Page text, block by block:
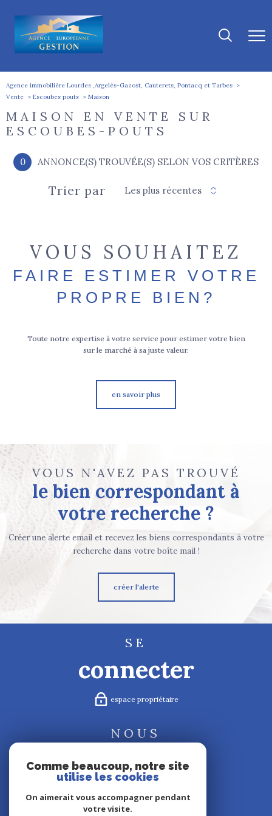
Agence immobilière Lourdes ,Argelès-Gazost, Cauterets, Pontacq et Tarbes
Vente
Escoubes pouts Maison
MAISON EN VENTE SUR
ESCOUBES-POUTS
0 ANNONCE(S) TROUVÉE(S) SELON VOS CRITÈRES
Trier par Les plus récentes
VOUS SOUHAITEZ
FAIRE ESTIMER VOTRE
PROPRE BIEN?
Toute notre expertise à votre service pour estimer votre bien
sur le marché à sa juste valeur.
en savoir plus
VOUS N'AVEZ PAS TROUVÉ
le bien correspondant à
votre recherche ?
Créer une alerte email et recevez les biens correspondants à votre
recherche dans votre boîte mail !
créer l'alerte
SE
connecter
espace propriétaire
NOUS
suivre
Comme beaucoup, notre site
utilise les cookies
On aimerait vous accompagner pendant
votre visite.